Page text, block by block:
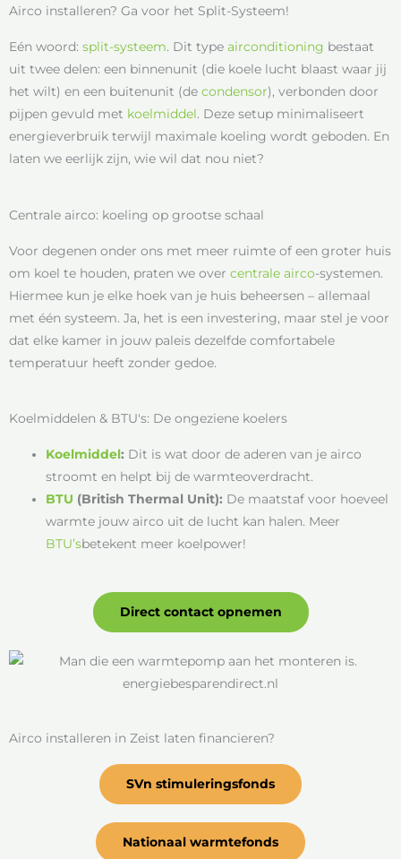
Airco installeren? Ga voor het Split-Systeem!
Eén woord: split-systeem. Dit type airconditioning bestaat
uit twee delen: een binnenunit (die koele lucht blaast waar jij
het wilt) en een buitenunit (de condensor), verbonden door
pijpen gevuld met koelmiddel. Deze setup minimaliseert
energieverbruik terwijl maximale koeling wordt geboden. En
laten we eerlijk zijn, wie wil dat nou niet?
Centrale airco: koeling op grootse schaal
Voor degenen onder ons met meer ruimte of een groter huis
om koel te houden, praten we over centrale airco-systemen.
Hiermee kun je elke hoek van je huis beheersen – allemaal
met één systeem. Ja, het is een investering, maar stel je voor
dat elke kamer in jouw paleis dezelfde comfortabele
temperatuur heeft zonder gedoe.
Koelmiddelen & BTU's: De ongeziene koelers
Koelmiddel: Dit is wat door de aderen van je airco
stroomt en helpt bij de warmteoverdracht.
BTU (British Thermal Unit): De maatstaf voor hoeveel
warmte jouw airco uit de lucht kan halen. Meer
BTU’sbetekent meer koelpower!
Direct contact opnemen
Airco installeren in Zeist laten financieren?
SVn stimuleringsfonds
Nationaal warmtefonds